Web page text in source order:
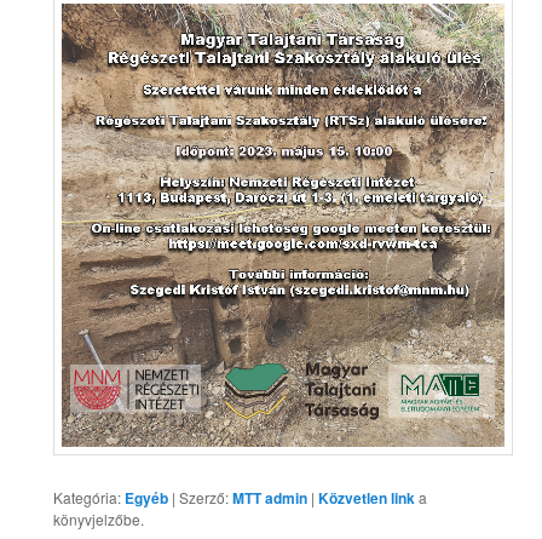
Kategória: Egyéb | Szerző:MTT admin |Közvetlen linka
könyvjelzőbe.